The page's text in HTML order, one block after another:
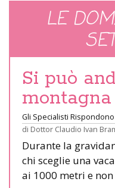
LE
Si può
Gli Specialisti Rispondono
di Dottor Claudio Ivan
Durante la
chi sceglie una
ai 1000 metri e